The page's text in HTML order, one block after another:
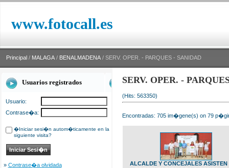
www.fotocall.es
Principal / MALAGA / BENALMADENA / SERV. OPER. - PARQUES - SANIDAD
Usuarios registrados
Usuario:
Contrase�a:
�Iniciar sesi�n autom�ticamente en la
siguiente visita?
» Contrase�a olvidada
SERV. OPER. -
(Hits: 563350)
Encontradas: 705 im�gene(s) on 79
ALCALDE Y CONCEJALES ASISTEN